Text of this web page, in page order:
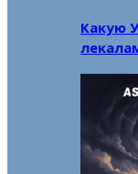
Какую